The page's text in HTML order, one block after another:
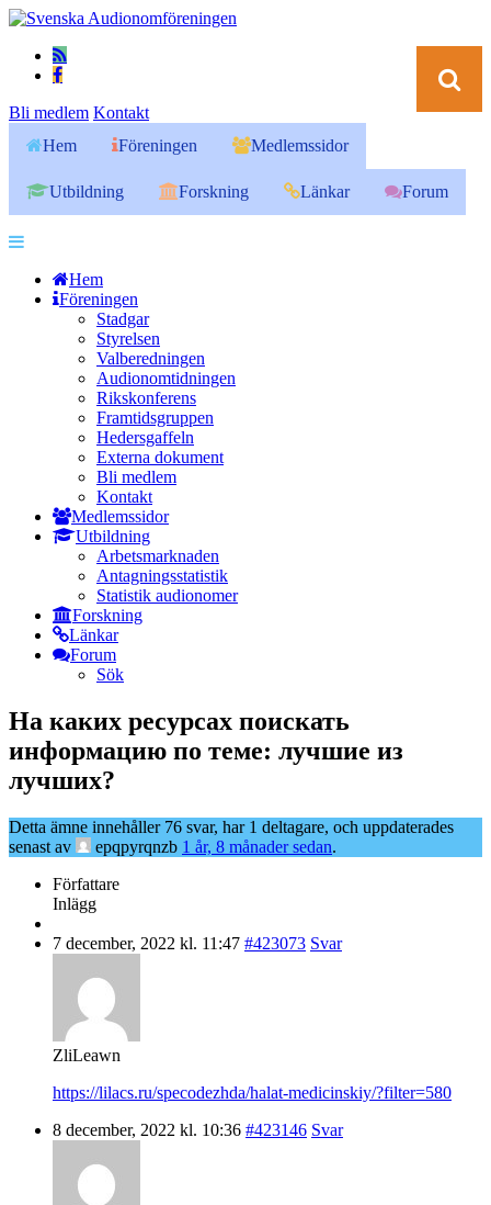
Bli medlem Kontakt
Hem
Föreningen Medlemssidor
Utbildning Forskning Länkar Forum
Hem
Föreningen
Stadgar
Styrelsen
Valberedningen
Audionomtidningen
Rikskonferens
Framtidsgruppen
Hedersgaffeln
Externa dokument
Bli medlem
Kontakt
Medlemssidor
Utbildning
Arbetsmarknaden
Antagningsstatistik
Statistik audionomer
Forskning
Länkar
Forum
Sök
На каких ресурсах поискать
информацию по теме: лучшие из
лучших?
Detta ämne innehåller 76 svar, har 1 deltagare, och uppdaterades
senast av
epqpyrqnzb 1 år, 8 månader sedan.
Författare
Inlägg
7 december, 2022 kl. 11:47 #423073 Svar
ZliLeawn
https://lilacs.ru/specodezhda/halat-medicinskiy/?filter=580
8 december, 2022 kl. 10:36 #423146 Svar